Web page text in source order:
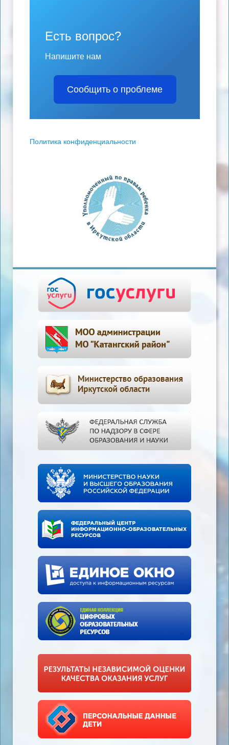
Есть вопрос?
Напишите нам
Сообщить о проблеме
Политика конфиденциальности